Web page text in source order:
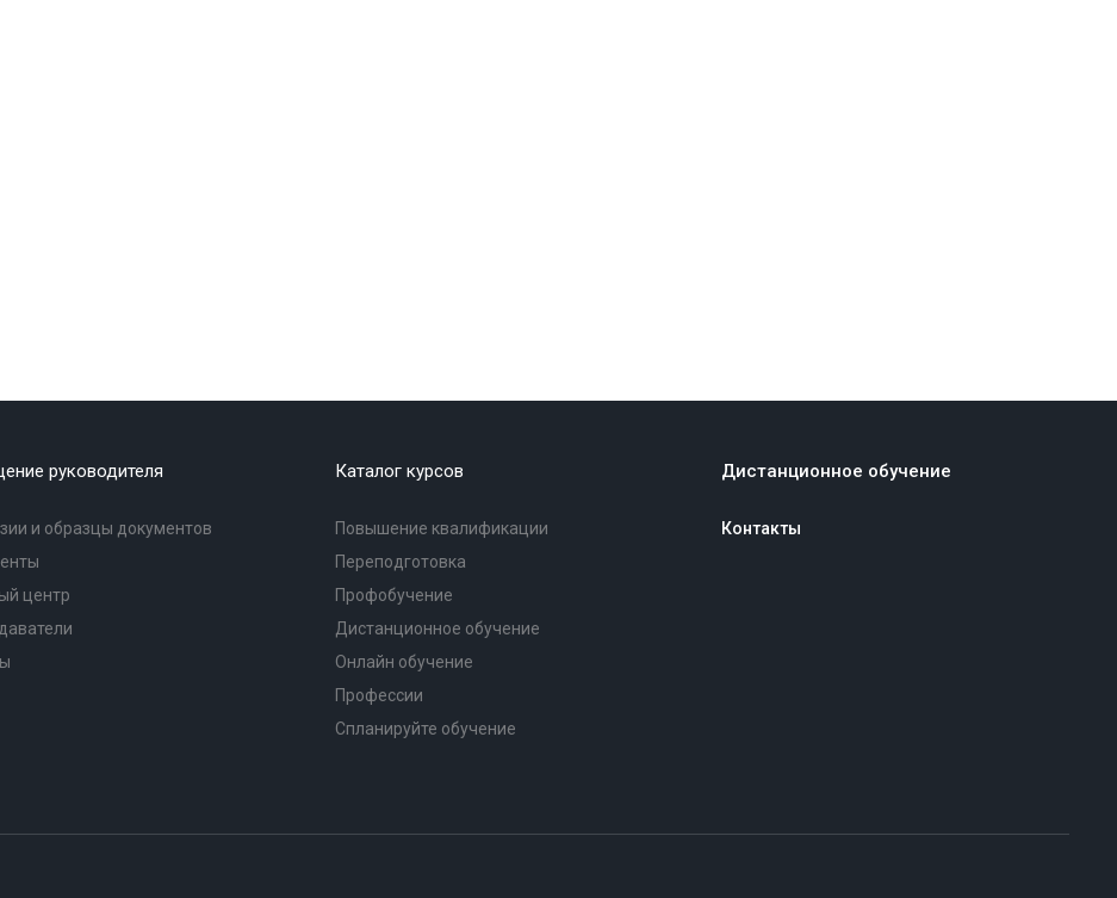
руководителя
и образцы документов
центр
Каталог курсов
Повышение квалификации
Переподготовка
Профобучение
Дистанционное обучение
Онлайн обучение
Профессии
Спланируйте обучение
Дистанционное обучение
Контакты